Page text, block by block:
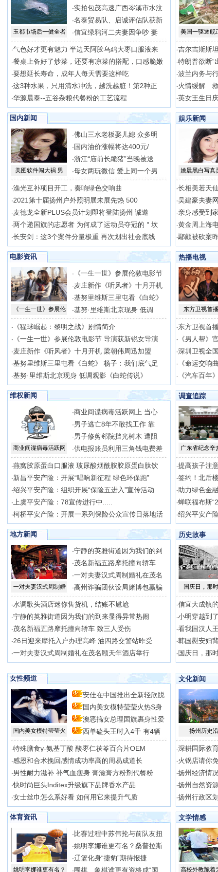
玉都市场后一健全者
·实拍包茂高速广西岑溪市水汶
·名泰贸易队、启诚评估队获新
·信宜绿鸦河二夫妻因争吵 妻
·气色好才更有魅力 半边天阿胶乌鸡大枣口服液来
·餐桌上备好了炒菜，还要有凉菜的搭配，口感脆嫩
·要想延长寿命，成年人每天需要这样吃
·这3种水果，只用清水冲洗，越洗越脏！第2种正
·华源晨泰--五谷杂粮代餐粉的工艺流程
美国一驱逐舰
·吉尔吉斯斯
·特朗普欲断“
·波兰内务与
·火情缓解
·英女王生日
国内新闻
美图软件闯大祸 男
·佛山三水老板娶儿媳 众多明
· 国内油价涨幅将达400元/
·浙江“庙前长跪猪”当晚被送
·母女两玩微信 爱上同一个男
·渔光互补项目开工，奏响绿色交响曲
·2021第十届扬州户外照明展未展先热 500
·麦德龙全新PLUS会员计划即将登陆扬州 诚邀
·两个递国旗的志愿者 为何成了运动员夺冠的＂坎
·长安剑：这3个案件分量极重 再次划出社会底线
娱乐新闻
姚晨黑白写真
·长相美若天
·吴建豪夫妻
·亲身感受到
·黄金周上海
·鄢颇被砍案
电影资讯
《一生一世》参展伦
· 《一生一世》参展伦敦电影节
·麦庄新作《听风者》十月开机
·基努里维斯三里屯看《白蛇》
·基努·里维斯北京现身 低调
· 《猩球崛起：黎明之战》剧情简介
· 《一生一世》参展伦敦电影节 导演获新锐女导演
·麦庄新作《听风者》十月开机 梁朝伟周迅加盟
·基努里维斯三里屯看《白蛇》 杨子：我们底气足
·基努·里维斯北京现身 低调观影《白蛇传说》
热播电视
东方卫视首
·东方卫视首
· 《男人帮》
·深圳卫视全
· 《命运交响
· 《汽车百年
维权新闻
商业间谍病毒活跃网
·商业间谍病毒活跃网上 当心
·男子逃亡8年不敢找工作 靠
·男子修剪邻院挡光树木 遭阻
·供电报账员利用三角钱电费差
·燕窝胶原蛋白口服液 玻尿酸烟酰胺胶原蛋白肽饮
·新昌平安产险：开展“唱响新征程 绿色环保跑”
·绍兴平安产险：组织开展“保险五进入”宣传活动
· 上虞平安产险：78宣传进行中.....
·柯桥平安产险：开展一系列保险公众宣传日落地活
调查追踪
广东省纪念辛
·提高孩子注
·签约！北后
·助力绿色金
·蝉联福布斯
·绍兴平安产
地方新闻
一对夫妻汉式周制婚
·宁静的英雅街道因为我们的到
·茂名新福五路摩托撞向轿车
·一对夫妻汉式周制婚礼在茂名
·高州诈骗团伙设局赌博包赢骗
·水调歌头酒店迷你售货机，结账不尴尬
·宁静的英雅街道因为我们的到来显得异常热闹
·茂名新福五路摩托撞向轿车 致三人受伤
·26日迎来摩托入户办理高峰 油四路交警站昨受
·一对夫妻汉式周制婚礼在茂名颐天年酒店举行
历史故事
国庆日，那
·信宜大成镇
·小明穿越到
·看我国汉人
·韩国慰安妇
· 国庆日，那
女性频道
国内美女模特莹莹火
安佳在中国推出全新轻欣脱
脂 国内美女模特莹莹火热S身
型 澳恶搞女总理国旗裹身性爱
场 西单磕头王时入4千 有4辆
·特殊膳食γ-氨基丁酸 酸枣仁茯苓百合片OEM
·感恩和合术挽回感情成功率高的周易成道长
·男性耐力滋补 补气血瘦身 膏滋膏方粉剂代餐粉
·快时尚巨头Inditex升级旗下品牌香水产品
·女士丝巾怎么系好看 如何用它来提升气质
文化新闻
扬州历史
·深耕国际教
·火锅店请你
·扬州经济情
·扬州自然资
·扬州行政区
体育资讯
姚明李娜谁更有名？
· 比赛过程中苏伟抡与前队友扭
·姚明李娜谁更有名？桑普拉斯
·辽篮化身“捷豹”期待报捷
· 围棋、象棋谁更有资格成“国
文学情感
高校外教跪着